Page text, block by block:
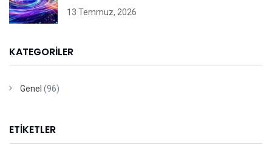
13 Temmuz, 2026
KATEGORILER
Genel (96)
ETIKETLER